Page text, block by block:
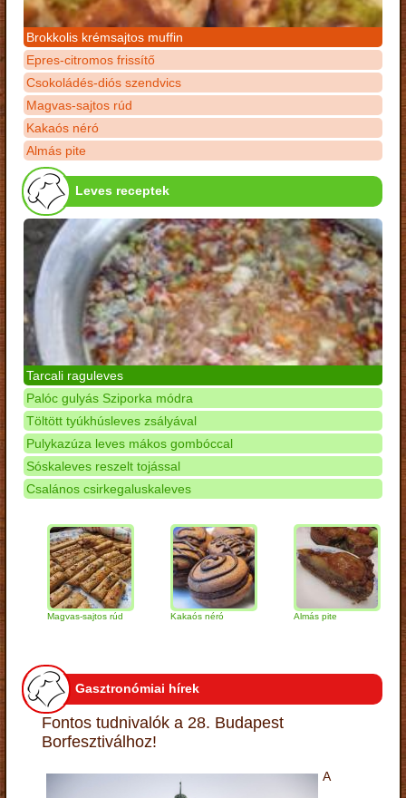
Brokkolis krémsajtos muffin
Epres-citromos frissítő
Csokoládés-diós szendvics
Magvas-sajtos rúd
Kakaós néró
Almás pite
Leves receptek
Tarcali raguleves
Palóc gulyás Sziporka módra
Töltött tyúkhúsleves zsályával
Pulykazúza leves mákos gombóccal
Sóskaleves reszelt tojással
Csalános csirkegaluskaleves
Magvas-sajtos rúd Kakaós néró Almás pite
Gasztronómiai hírek
Fontos tudnivalók a 28. Budapest
Borfesztiválhoz!
A